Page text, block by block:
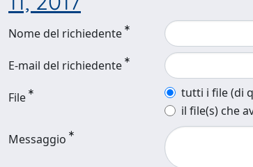
Nome del richiedente
E-mail del richiedente
File
tutti i file (di
il file(s) che
Messaggio